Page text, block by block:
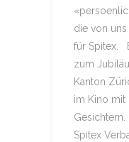
die von
für Spitex.
zum
Kanton
im Kino mit
Gesichtern.
Spitex